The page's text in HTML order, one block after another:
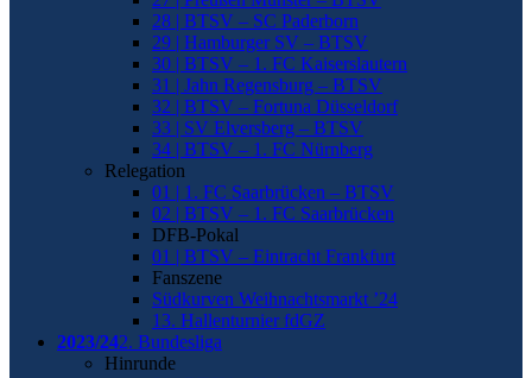
28 | BTSV – SC Paderborn
29 | Hamburger SV – BTSV
30 | BTSV – 1. FC Kaiserslautern
31 | Jahn Regensburg – BTSV
32 | BTSV – Fortuna Düsseldorf
33 | SV Elversberg – BTSV
34 | BTSV – 1. FC Nürnberg
Relegation
01 | 1. FC Saarbrücken – BTSV
02 | BTSV – 1. FC Saarbrücken
DFB-Pokal
01 | BTSV – Eintracht Frankfurt
Fanszene
Südkurven Weihnachtsmarkt ’24
13. Hallenturnier fdGZ
2023/242. Bundesliga
Hinrunde